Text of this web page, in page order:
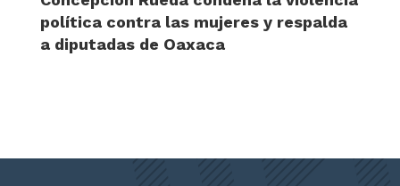
política contra las mujeres y respalda
a diputadas de Oaxaca